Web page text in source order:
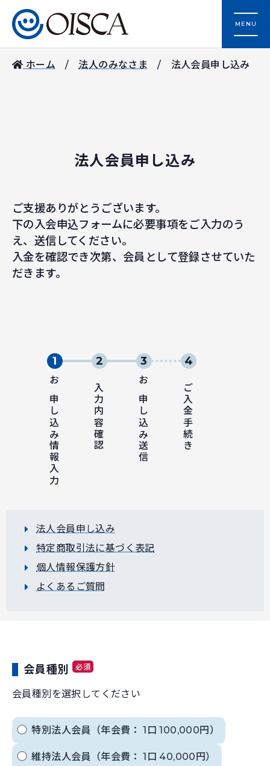
MENU
ホーム 法人のみなさま 法人会員申し込み
法人会員申し込み
ご支援ありがとうございます。
下の入会申込フォームに必要事項をご入力のう
え、送信してください。
入金を確認でき次第、会員として登録させていた
だきます。
お申し込み情報入力 入力内容確認 お申し込み送信 ご入金手続き
法人会員申し込み
特定商取引法に基づく表記
個人情報保護方針
よくあるご質問
会員種別 必須
会員種別を選択してください
特別法人会員（年会費： 1口 100,000円）
維持法人会員（年会費： 1口 40,000円）